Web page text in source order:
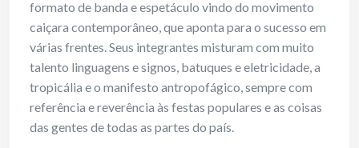
formato de banda e espetáculo vindo do movimento
caiçara contemporâneo, que aponta para o sucesso em
várias frentes. Seus integrantes misturam com muito
talento linguagens e signos, batuques e eletricidade, a
tropicália e o manifesto antropofágico, sempre com
referência e reverência às festas populares e as coisas
das gentes de todas as partes do país.